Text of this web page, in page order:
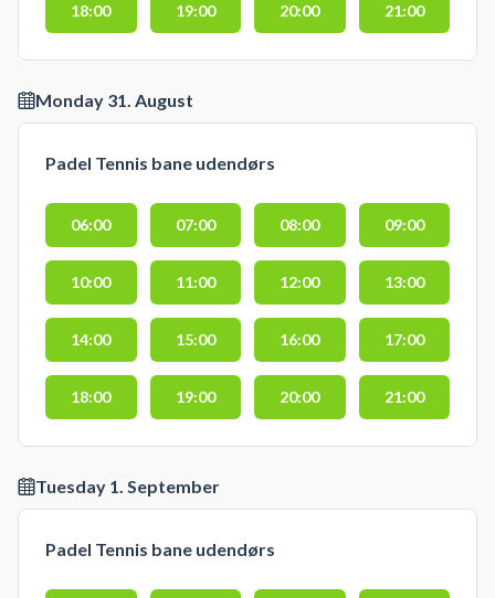
18:00 19:00 20:00 21:00
Monday 31. August
Padel Tennis bane udendørs
06:00 07:00 08:00 09:00
10:00 11:00 12:00 13:00
14:00 15:00 16:00 17:00
18:00 19:00 20:00 21:00
Tuesday 1. September
Padel Tennis bane udendørs